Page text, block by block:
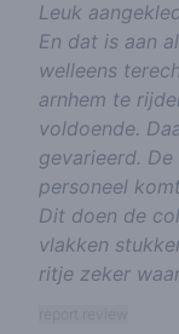
Leuk
En dat is aan
welleens
arnhem te
voldoende.
gevarieerd.
personeel
Dit doen de
vlakken
ritje zeker